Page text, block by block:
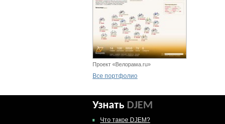
Проект «Велорама.ru»
Все портфолио
Узнать DJEM
Что такое DJEM?